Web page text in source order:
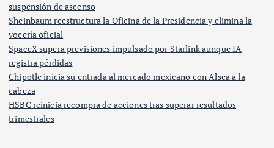
suspensión de ascenso
Sheinbaum reestructura la Oficina de la Presidencia y elimina la
vocería oficial
SpaceX supera previsiones impulsado por Starlink aunque IA
registra pérdidas
Chipotle inicia su entrada al mercado mexicano con Alsea a la
cabeza
HSBC reinicia recompra de acciones tras superar resultados
trimestrales